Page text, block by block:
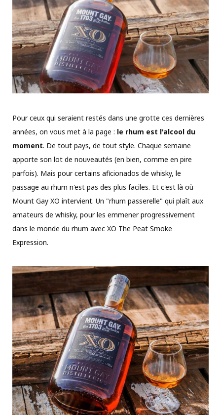
Pour ceux qui seraient restés dans une grotte ces dernières
années, on vous met à la page : le rhum est l'alcool du
moment. De tout pays, de tout style. Chaque semaine
apporte son lot de nouveautés (en bien, comme en pire
parfois). Mais pour certains aficionados de whisky, le
passage au rhum n'est pas des plus faciles. Et c'est là où
Mount Gay XO intervient. Un "rhum passerelle" qui plaît aux
amateurs de whisky, pour les emmener progressivement
dans le monde du rhum avec XO The Peat Smoke
Expression.